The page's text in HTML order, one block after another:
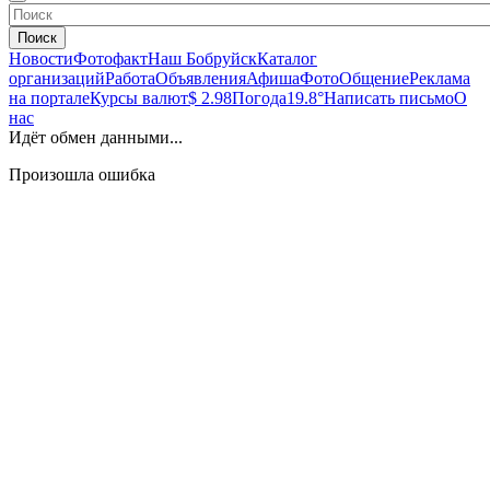
Поиск
НовостиФотофактНаш БобруйскКаталог
организацийРаботаОбъявленияАфишаФотоОбщениеРеклама
на порталеКурсы валют$ 2.98Погода19.8°Написать письмоО
нас
Идёт обмен данными...
Произошла ошибка